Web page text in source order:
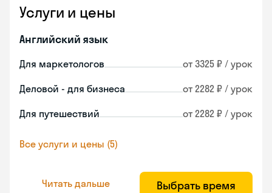
Услуги и цены
Английский язык
Для маркетологов от 3325 ₽ / урок
Деловой - для бизнеса от 2282 ₽ / урок
Для путешествий от 2282 ₽ / урок
Все услуги и цены (5)
Читать дальше Выбрать время